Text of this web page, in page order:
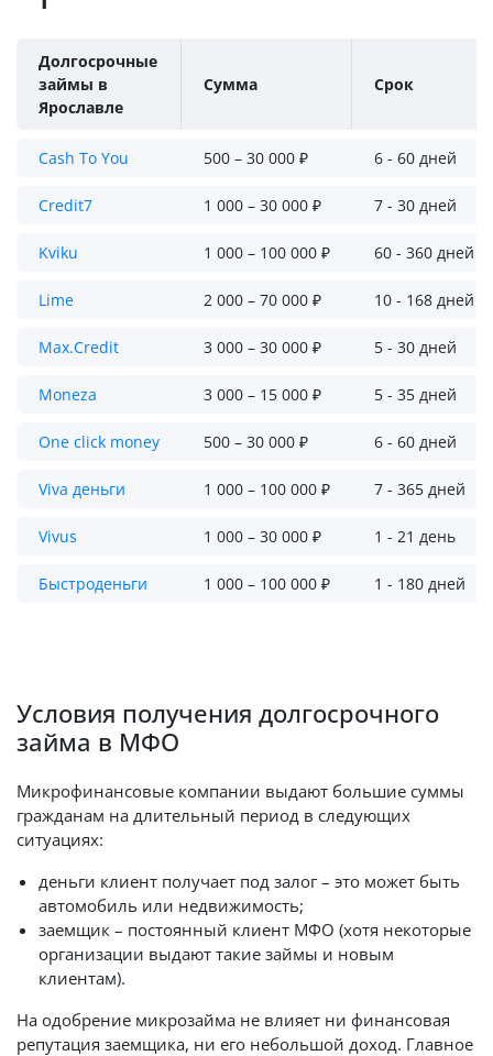
Долгосрочные
займы в
Ярославле
Сумма Срок
Cash To You 500 – 30 000 ₽ 6 - 60 дней
Credit7 1 000 – 30 000 ₽ 7 - 30 дней
Kviku 1 000 – 100 000 ₽ 60 - 360 дней
Lime 2 000 – 70 000 ₽ 10 - 168 дней
Max.Credit 3 000 – 30 000 ₽ 5 - 30 дней
Moneza 3 000 – 15 000 ₽ 5 - 35 дней
One click money 500 – 30 000 ₽ 6 - 60 дней
Viva деньги 1 000 – 100 000 ₽ 7 - 365 дней
Vivus 1 000 – 30 000 ₽ 1 - 21 день
Быстроденьги 1 000 – 100 000 ₽ 1 - 180 дней
Условия получения долгосрочного
займа в МФО
Микрофинансовые компании выдают большие суммы
гражданам на длительный период в следующих
ситуациях:
деньги клиент получает под залог – это может быть
автомобиль или недвижимость;
заемщик – постоянный клиент МФО (хотя некоторые
организации выдают такие займы и новым
клиентам).
На одобрение микрозайма не влияет ни финансовая
репутация заемщика, ни его небольшой доход. Главное